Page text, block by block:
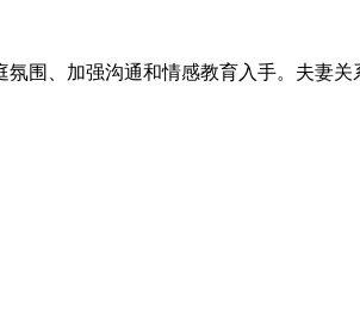
围、加强沟通和情感教育入手。夫妻